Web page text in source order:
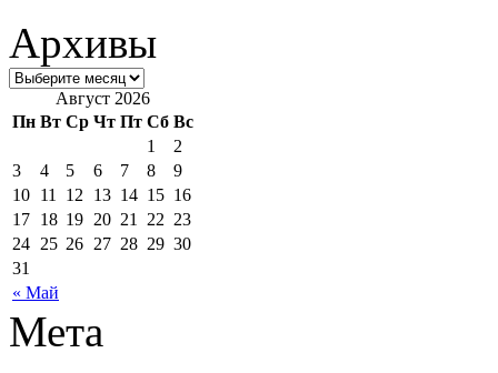
Архивы
Август 2026
Пн Вт Ср Чт Пт Сб Вс
« Май
1
2
3
4 5 6 7 8
9
10 11 12 13 14 15 16
17 18 19 20 21 22 23
24 25 26 27 28 29 30
31
Мета